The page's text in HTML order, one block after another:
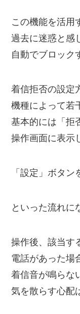
この機能を活用
過去に迷惑と感
自動でブロック
着信拒否の設定
機種によって若
基本的には「拒
操作画面に表示
「設定」ボタ
といった流れに
操作後、該当す
電話があった場
着信音が鳴らな
気を散らす心配